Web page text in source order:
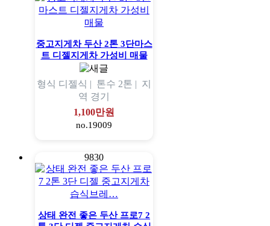
중고지게차 두산 2톤 3단마스
트 디젤지게차 가성비 매물
형식 디젤식 | 톤수 2톤 | 지
역 경기
1,100만원
no.19009
9830
상태 완전 좋은 두산 프로7 2